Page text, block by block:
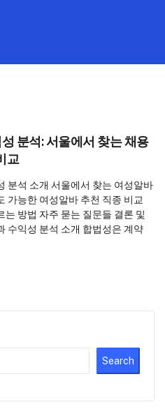
Search
분석: 서울에서 찾는 채용
교
분석 소개 서울에서 찾는 여성알바
가능한 여성알바 추천 직종 비교
방법 자주 묻는 질문들 결론 및
수익성 분석 소개 합법성은 계약